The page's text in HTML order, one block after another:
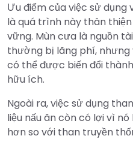
Ưu điểm của việc sử
là quá trình này thân
vững. Mùn cưa là nguồn
thường bị lãng phí, nhưng
có thể được biến đổi
hữu ích.
Ngoài ra, việc sử dụng
liệu nấu ăn còn có lợi vì
hơn so với than truyền